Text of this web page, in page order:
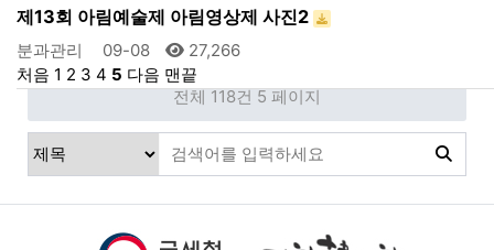
제13회 아림예술제 아림영상제 사진2
분과관리 09-08
27,266
처음 1 2 3 4 5 다음 맨끝
전체 118건 5 페이지